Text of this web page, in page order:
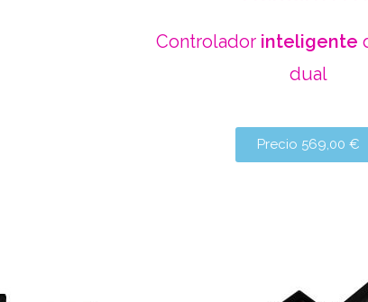
Controlador inteligente
dual
Precio 569,00 €